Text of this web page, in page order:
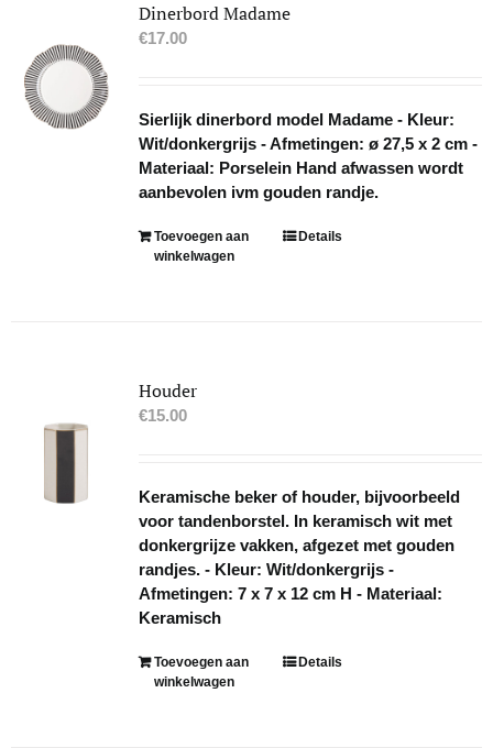
Dinerbord Madame
€17.00
Sierlijk dinerbord model Madame - Kleur:
Wit/donkergrijs - Afmetingen: ø 27,5 x 2 cm -
Materiaal: Porselein Hand afwassen wordt
aanbevolen ivm gouden randje.
Toevoegen aan
winkelwagen
Details
Houder
€15.00
Keramische beker of houder, bijvoorbeeld
voor tandenborstel. In keramisch wit met
donkergrijze vakken, afgezet met gouden
randjes. - Kleur: Wit/donkergrijs -
Afmetingen: 7 x 7 x 12 cm H - Materiaal:
Keramisch
Toevoegen aan
winkelwagen
Details